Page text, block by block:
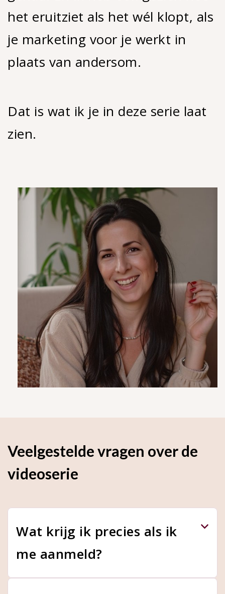
het eruitziet als het wél klopt, als
je marketing voor je werkt in
plaats van andersom.
Dat is wat ik je in deze serie laat
zien.
Veelgestelde vragen over de
videoserie
Wat krijg ik precies als ik
me aanmeld?
Je krijgt drie video's, één per